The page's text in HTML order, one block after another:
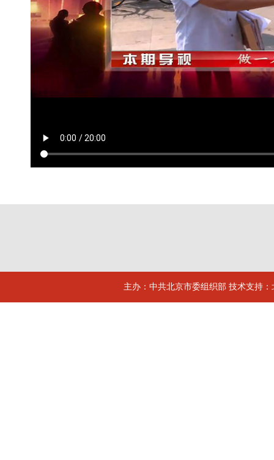
主办：中共北京市委组织部 技术支持